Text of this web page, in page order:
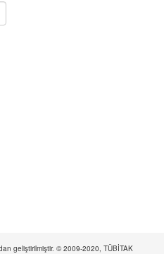
geliştirilmiştir. © 2009-2020, TÜBİTAK